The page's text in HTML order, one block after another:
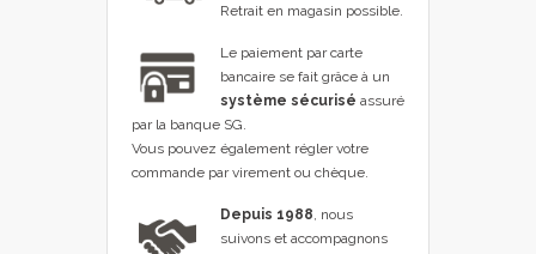
Retrait en magasin possible.
Le paiement par carte
bancaire se fait grâce à un
système sécurisé assuré
par la banque SG.
Vous pouvez également régler votre
commande par virement ou chèque.
Depuis 1988 , nous
suivons et accompagnons